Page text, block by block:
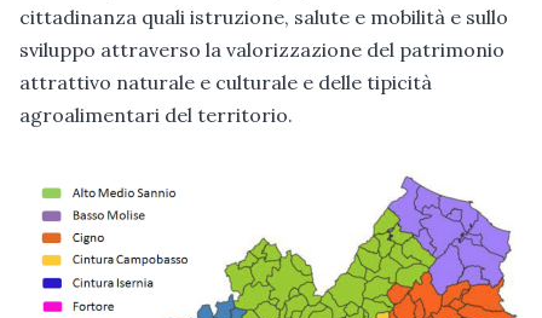
cittadinanza quali istruzione, salute e mobilità e sullo
sviluppo attraverso la valorizzazione del patrimonio
attrattivo naturale e culturale e delle tipicità
agroalimentari del territorio.